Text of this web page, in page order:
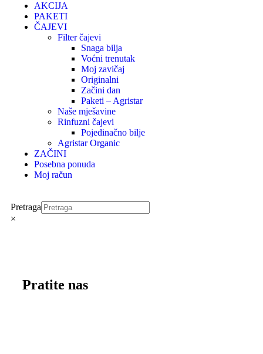
AKCIJA
PAKETI
ČAJEVI
Filter čajevi
Snaga bilja
Voćni trenutak
Moj zavičaj
Originalni
Začini dan
Paketi – Agristar
Naše mješavine
Rinfuzni čajevi
Pojedinačno bilje
Agristar Organic
ZAČINI
Posebna ponuda
Moj račun
Pretraga
×
Pratite nas